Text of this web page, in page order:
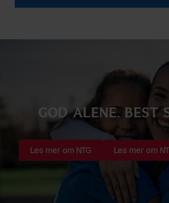
God alene. Best
Les mer om NTG Les mer om